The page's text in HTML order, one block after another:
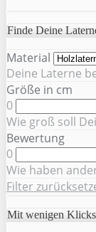
Finde Deine
Material
Deine Laterne
Größe in cm
0
Wie groß soll
Bewertung
0
Wie haben
Filter
Mit wenigen